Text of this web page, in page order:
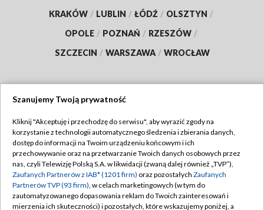
KRAKÓW / LUBLIN / ŁÓDŹ / OLSZTYN /
OPOLE / POZNAŃ / RZESZÓW /
SZCZECIN / WARSZAWA / WROCŁAW
TVP
Abonament TVP
Emisja w TVP
Centrum informacji TVP
Regulamin TVP
Polityka prywatności
Moje zgody
Szanujemy Twoją prywatność
Kliknij "Akceptuję i przechodzę do serwisu", aby wyrazić zgody na
korzystanie z technologii automatycznego śledzenia i zbierania danych,
dostęp do informacji na Twoim urządzeniu końcowym i ich
przechowywanie oraz na przetwarzanie Twoich danych osobowych przez
nas, czyli Telewizję Polską S.A. w likwidacji (zwaną dalej również „TVP”),
Zaufanych Partnerów z IAB* (1201 firm) oraz pozostałych Zaufanych
Partnerów TVP (93 firm), w celach marketingowych (w tym do
zautomatyzowanego dopasowania reklam do Twoich zainteresowań i
mierzenia ich skuteczności) i pozostałych, które wskazujemy poniżej, a